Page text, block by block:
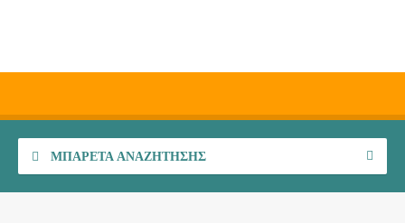
ΜΠΑΡΈΤΑ ΑΝΑΖΉΤΗΣΗΣ